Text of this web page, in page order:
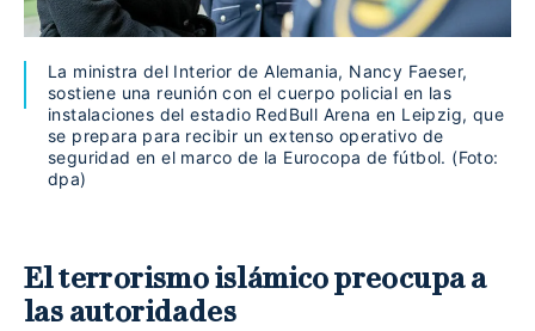
La ministra del Interior de Alemania, Nancy Faeser,
sostiene una reunión con el cuerpo policial en las
instalaciones del estadio RedBull Arena en Leipzig, que
se prepara para recibir un extenso operativo de
seguridad en el marco de la Eurocopa de fútbol. (Foto:
dpa)
El terrorismo islámico preocupa a
las autoridades